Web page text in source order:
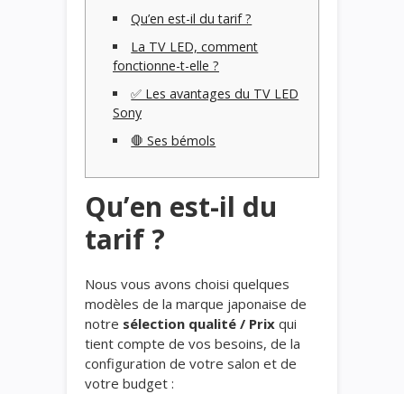
Qu’en est-il du tarif ?
La TV LED, comment
fonctionne-t-elle ?
✅ Les avantages du TV LED
Sony
🛑 Ses bémols
Qu’en est-il du
tarif ?
Nous vous avons choisi quelques
modèles de la marque japonaise de
notre sélection qualité / Prix qui
tient compte de vos besoins, de la
configuration de votre salon et de
votre budget :